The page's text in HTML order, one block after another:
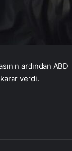
ardından ABD
karar verdi.